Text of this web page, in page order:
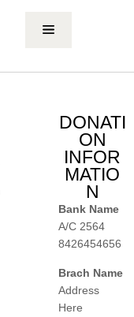
DONATI
ON
INFOR
MATIO
N
Bank Name
A/C 2564
8426454656
Brach Name
Address
Here